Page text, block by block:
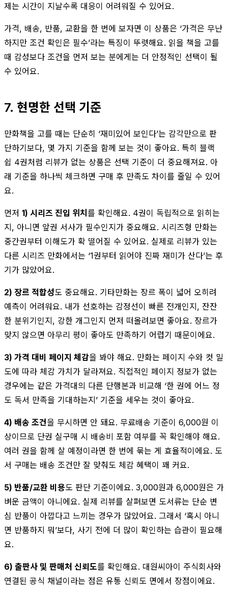
제는 시간이 지날수록 대응이 어려워질 수 있어요.
가격, 배송, 반품, 교환을 한 번에 보자면 이 상품은 ‘가격은 무난
하지만 조건 확인은 필수’라는 특징이 뚜렷해요. 읽을 책을 고를
때 감성보다 조건을 먼저 보는 분에게는 더 안정적인 선택이 될
수 있어요.
7. 현명한 선택 기준
만화책을 고를 때는 단순히 ‘재미있어 보인다’는 감각만으로 판
단하기보다, 몇 가지 기준을 함께 보는 것이 좋아요. 특히 블랙
쉽 4권처럼 리뷰가 없는 상품은 선택 기준이 더 중요해져요. 아
래 기준을 하나씩 체크하면 구매 후 만족도 차이를 줄일 수 있어
요.
먼저 1) 시리즈 진입 위치를 확인해요. 4권이 독립적으로 읽히는
지, 아니면 앞권 서사가 필수인지가 중요해요. 시리즈형 만화는
중간권부터 이해도가 확 떨어질 수 있어요. 실제로 리뷰가 있는
다른 시리즈 만화에서는 ‘1권부터 읽어야 진짜 재미가 산다’는 후
기가 많았어요.
2) 장르 적합성도 중요해요. 기타만화는 장르 폭이 넓어 오히려
예측이 어려워요. 내가 선호하는 감정선이 빠른 전개인지, 잔잔
한 분위기인지, 강한 개그인지 먼저 떠올려보면 좋아요. 장르가
맞지 않으면 아무리 평이 좋아도 만족하기 어렵기 때문이에요.
3) 가격 대비 페이지 체감을 봐야 해요. 만화는 페이지 수와 컷 밀
도에 따라 체감 가치가 달라져요. 직접적인 페이지 정보가 없는
경우에는 같은 가격대의 다른 단행본과 비교해 ‘한 권에 어느 정
도 독서 만족을 기대하는지’ 기준을 세우는 것이 좋아요.
4) 배송 조건을 무시하면 안 돼요. 무료배송 기준이 6,000원 이
상이므로 단권 실구매 시 배송비 포함 여부를 꼭 확인해야 해요.
여러 권을 함께 살 예정이라면 한 번에 묶는 게 효율적이에요. 도
서 구매는 배송 조건만 잘 맞춰도 체감 혜택이 꽤 커요.
5) 반품/교환 비용도 판단 기준이에요. 3,000원과 6,000원은 가
벼운 금액이 아니에요. 실제 리뷰를 살펴보면 도서류는 단순 변
심 반품이 아깝다고 느끼는 경우가 많았어요. 그래서 ‘혹시 아니
면 반품하지 뭐’보다, 사기 전에 더 많이 확인하는 습관이 필요해
요.
6) 출판사 및 판매처 신뢰도를 확인해요. 대원씨아이 주식회사와
연결된 공식 채널이라는 점은 유통 신뢰도 면에서 장점이에요.